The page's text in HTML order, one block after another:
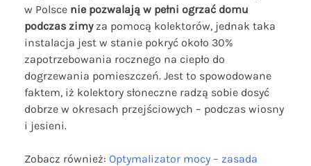
w Polsce nie pozwalają w pełni ogrzać domu
podczas zimyza pomocą kolektorów, jednak taka
instalacja jest w stanie pokryć około 30%
zapotrzebowania rocznego na ciepło do
dogrzewania pomieszczeń. Jest to spowodowane
faktem, iż kolektory słoneczne radzą sobie dosyć
dobrze w okresach przejściowych – podczas wiosny
i jesieni.
Zobacz również: Optymalizator mocy – zasada